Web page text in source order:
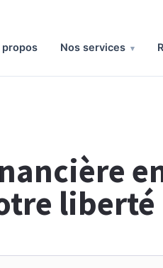
à propos nos services
liberté